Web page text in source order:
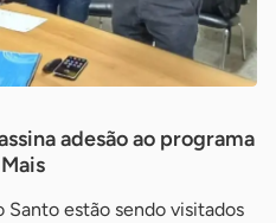
adesão ao programa
estão sendo visitados